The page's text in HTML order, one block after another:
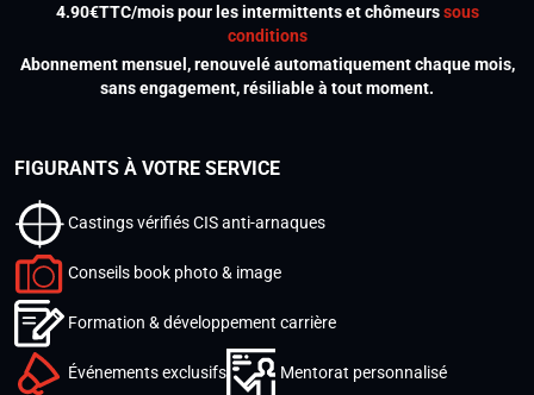
4.90€TTC/mois pour les intermittents et chômeurssous
conditions
Abonnement mensuel, renouvelé automatiquement chaque mois,
sans engagement, résiliable à tout moment.
FIGURANTS À VOTRE SERVICE
Castings vérifiés CIS anti-arnaques
Conseils book photo & image
Formation & développement carrière
Événements exclusifs Mentorat personnalisé